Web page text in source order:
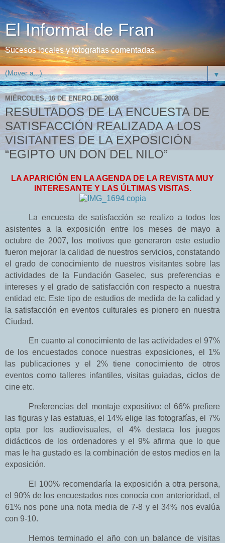
El Informal de Fran
Sucesos locales y fotografias comentadas.
▼
MIÉRCOLES, 16 DE ENERO DE 2008
RESULTADOS DE LA ENCUESTA DE
SATISFACCIÓN REALIZADA A LOS
VISITANTES DE LA EXPOSICIÓN
“EGIPTO UN DON DEL NILO”
LA APARICIÓN EN LA AGENDA DE LA REVISTA MUY
INTERESANTE Y LAS ÚLTIMAS VISITAS.
La encuesta de satisfacción se realizo a todos los
asistentes a la exposición entre los meses de mayo a
octubre de 2007,
los motivos que generaron este estudio
fueron mejorar la calidad de nuestros servicios, constatando
el grado de conocimiento de nuestros visitantes sobre las
actividades de
la Fundación Gaselec, sus preferencias e
intereses y el grado de satisfacción con respecto a nuestra
entidad etc. Este tipo de estudios de medida de la calidad y
la satisfacción en eventos culturales es pionero en nuestra
Ciudad.
En cuanto al conocimiento de las actividades el 97%
de los encuestados conoce nuestras exposiciones, el 1%
las publicaciones y el 2% tiene conocimiento de otros
eventos como talleres infantiles, visitas guiadas, ciclos de
cine etc.
Preferencias del montaje expositivo: el 66% prefiere
las figuras y las estatuas, el 14% elige las fotografías, el 7%
opta por los audiovisuales, el 4% destaca los juegos
didácticos de los ordenadores y el 9% afirma que lo que
mas le ha gustado es la combinación de estos medios en la
exposición.
El 100% recomendaría la exposición a otra persona,
el 90% de los encuestados nos conocía con anterioridad, el
61% nos pone una nota media de 7-8 y el 34% nos evalúa
con 9-10.
Hemos terminado el año con un balance de visitas